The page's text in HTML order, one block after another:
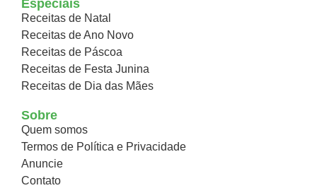
Especiais
Receitas de Natal
Receitas de Ano Novo
Receitas de Páscoa
Receitas de Festa Junina
Receitas de Dia das Mães
Sobre
Quem somos
Termos de Política e Privacidade
Anuncie
Contato